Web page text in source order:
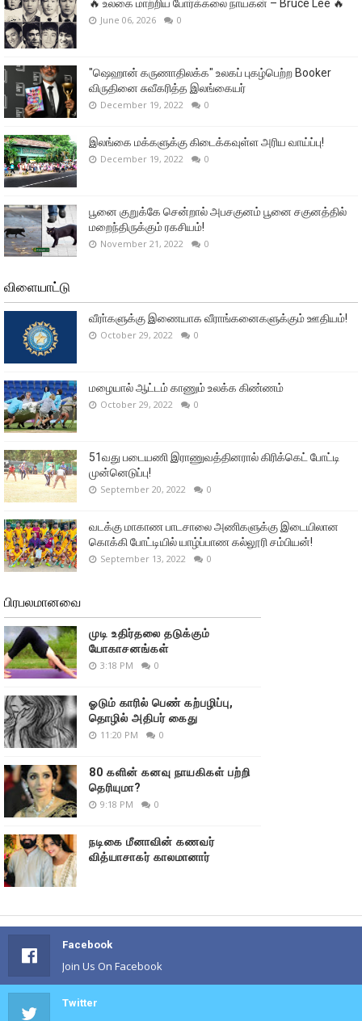
🔥 உலகை மாற்றிய போர்க்கலை நாயகன் – Bruce Lee 🔥
June 06, 2026 0
"ஷெஹான் கருணாதிலக்க" உலகப் புகழ்பெற்ற Booker
விருதினை சுவீகரித்த இலங்கையர்
December 19, 2022 0
இலங்கை மக்களுக்கு கிடைக்கவுள்ள அரிய வாய்ப்பு!
December 19, 2022 0
பூனை குறுக்கே சென்றால் அபசகுனம் பூனை சகுனத்தில்
மறைந்திருக்கும் ரகசியம்!
November 21, 2022 0
விளையாட்டு
வீரா்களுக்கு இணையாக வீராங்கனைகளுக்கும் ஊதியம்!
October 29, 2022 0
மழையால் ஆட்டம் காணும் உலக்க கிண்ணம்
October 29, 2022 0
51வது படையணி இராணுவத்தினரால் கிரிக்கெட் போட்டி
முன்னெடுப்பு!
September 20, 2022 0
வடக்கு மாகாண பாடசாலை அணிகளுக்கு இடையிலான
கொக்கி போட்டியில் யாழ்ப்பாண கல்லூரி சம்பியன்!
September 13, 2022 0
பிரபலமானவை
முடி உதிர்தலை தடுக்கும்
யோகாசனங்கள்
3:18 PM 0
ஓடும் காரில் பெண் கற்பழிப்பு,
தொழில் அதிபர் கைது
11:20 PM 0
80 களின் கனவு நாயகிகள் பற்றி
தெரியுமா?
9:18 PM 0
நடிகை மீனாவின் கணவர்
வித்யாசாகர் காலமானார்
Facebook
Join Us On Facebook
Twitter